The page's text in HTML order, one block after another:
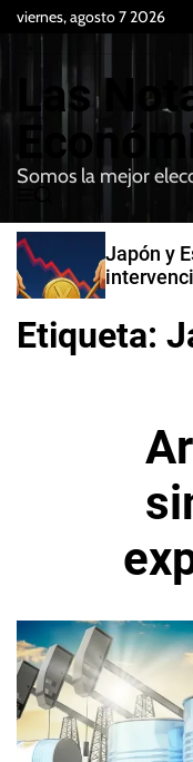
viernes, agosto 7 2026
Las
Somos la mejor
e
n
u
B
u
c
a
Japón y
Etiqueta: